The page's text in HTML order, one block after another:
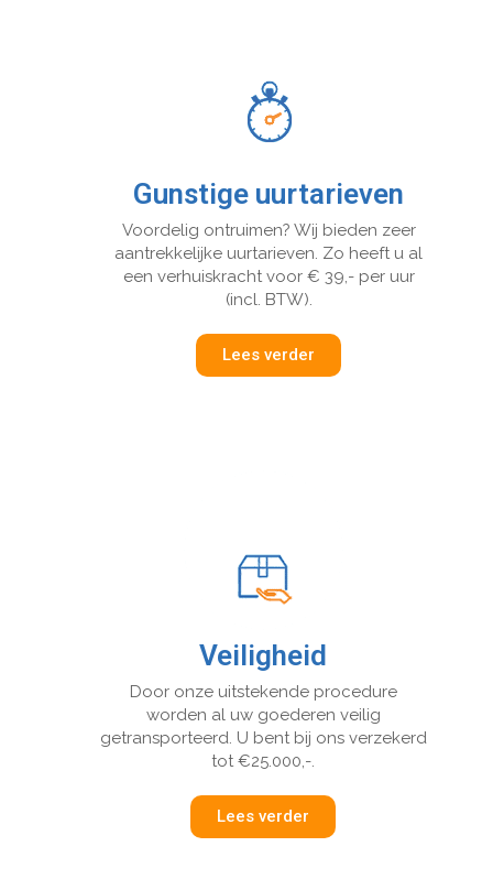
Veiligheid
Door onze uitstekende procedure
worden al uw goederen veilig
getransporteerd. U bent bij ons verzekerd
tot €25.000,-.
Lees verder
Gunstige uurtarieven
Voordelig ontruimen? Wij bieden zeer
aantrekkelijke uurtarieven. Zo heeft u al
een verhuiskracht voor € 39,- per uur
(incl. BTW).
Lees verder